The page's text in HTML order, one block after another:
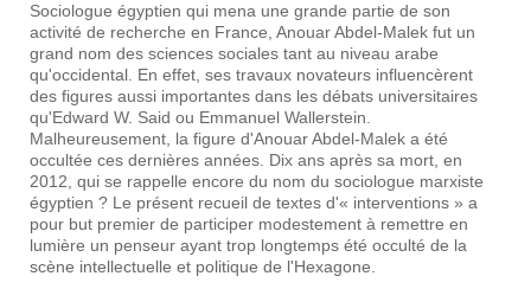
Sociologue égyptien qui mena une grande partie de son
activité de recherche en France, Anouar Abdel-Malek fut un
grand nom des sciences sociales tant au niveau arabe
qu'occidental. En effet, ses travaux novateurs influencèrent
des figures aussi importantes dans les débats universitaires
qu'Edward W. Said ou Emmanuel Wallerstein.
Malheureusement, la figure d'Anouar Abdel-Malek a été
occultée ces dernières années. Dix ans après sa mort, en
2012, qui se rappelle encore du nom du sociologue marxiste
égyptien ? Le présent recueil de textes d'« interventions » a
pour but premier de participer modestement à remettre en
lumière un penseur ayant trop longtemps été occulté de la
scène intellectuelle et politique de l'Hexagone.